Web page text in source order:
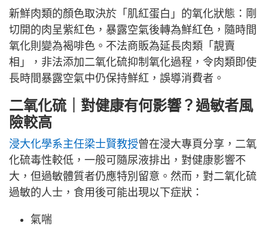
新鮮肉類的顏色取決於「肌紅蛋白」的氧化狀態：剛
切開的肉呈紫紅色，暴露空氣後轉為鮮紅色，隨時間
氧化則變為褐啡色。不法商販為延長肉類「靚賣
相」，非法添加二氧化硫抑制氧化過程，令肉類即使
長時間暴露空氣中仍保持鮮紅，誤導消費者。
二氧化硫｜對健康有何影響？過敏者風
險較高
浸大化學系主任梁士賢教授曾在浸大專頁分享，二氧
化硫毒性較低，一般可隨尿液排出，對健康影響不
大，但過敏體質者仍應特別留意。然而，對二氧化硫
過敏的人士，食用後可能出現以下症狀：
氣喘